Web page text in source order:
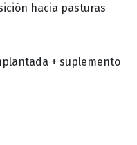
hacia pasturas
+ suplemento